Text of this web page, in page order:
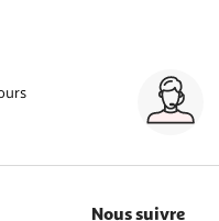
Nous suivre